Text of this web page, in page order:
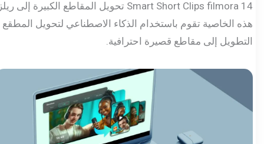
Smart Short Clips filmora 14 تحويل المقاطع الكبيرة إلى ريلز:
هذه الخاصية تقوم باستخدام الذكاء الاصطناعي لتحويل المطقع
التطويل إلى مقاطع قصيرة احترافية.